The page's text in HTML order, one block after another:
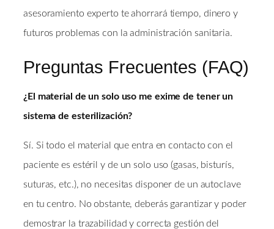
asesoramiento experto te ahorrará tiempo, dinero y
futuros problemas con la administración sanitaria.
Preguntas Frecuentes (FAQ)
¿El material de un solo uso me exime de tener un
sistema de esterilización?
Sí. Si todo el material que entra en contacto con el
paciente es estéril y de un solo uso (gasas, bisturís,
suturas, etc.), no necesitas disponer de un autoclave
en tu centro. No obstante, deberás garantizar y poder
demostrar la trazabilidad y correcta gestión del